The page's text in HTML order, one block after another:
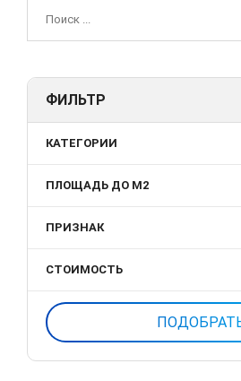
ФИЛЬТР
КАТЕГОРИИ
ПЛОЩАДЬ ДО М2
ПРИЗНАК
СТОИМОСТЬ